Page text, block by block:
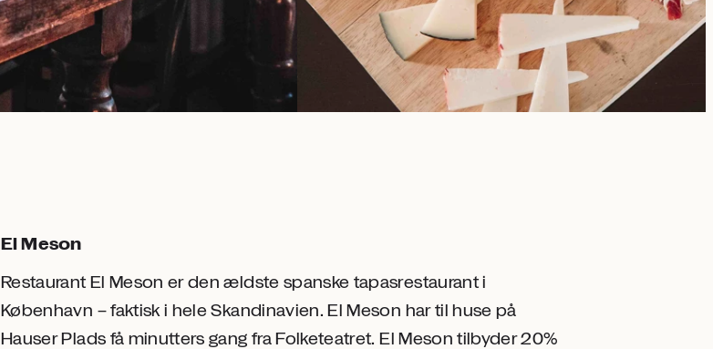
El Meson
Restaurant El Meson er den ældste spanske tapasrestaurant i
København – faktisk i hele Skandinavien. El Meson har til huse på
Hauser Plads få minutters gang fra Folketeatret. El Meson tilbyder 20%